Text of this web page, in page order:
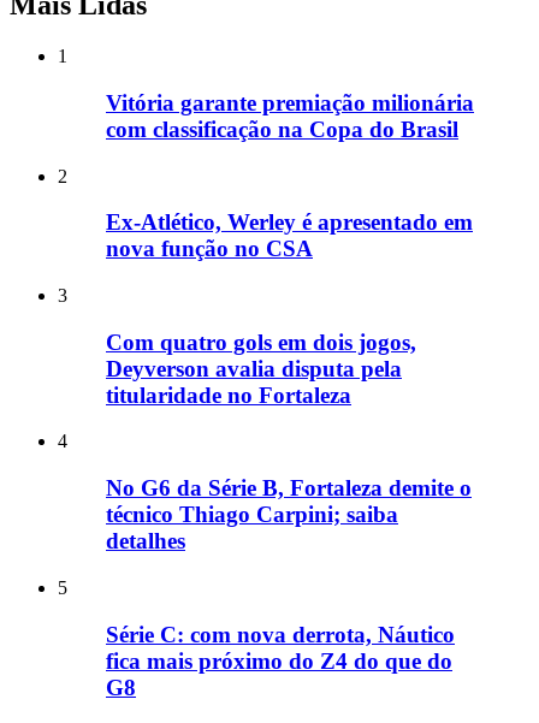
1
Vitória garante premiação milionária
com classificação na Copa do Brasil
2
Ex-Atlético, Werley é apresentado em
nova função no CSA
3
Com quatro gols em dois jogos,
Deyverson avalia disputa pela
titularidade no Fortaleza
4
No G6 da Série B, Fortaleza demite o
técnico Thiago Carpini; saiba
detalhes
5
Série C: com nova derrota, Náutico
fica mais próximo do Z4 do que do
G8